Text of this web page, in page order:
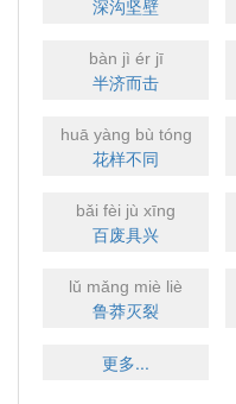
深沟坚壁
bàn jì ér jī
半济而击
huā yàng bù tóng
花样不同
bǎi fèi jù xīng
百废具兴
lǔ mǎng miè liè
鲁莽灭裂
更多...